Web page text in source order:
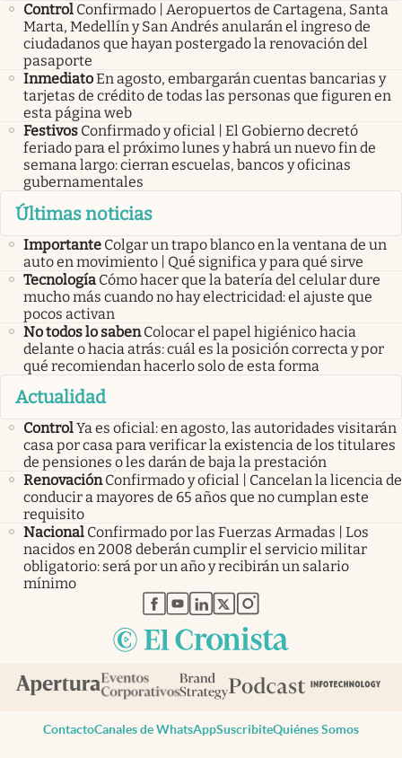
Control Confirmado | Aeropuertos de Cartagena, Santa
Marta, Medellín y San Andrés anularán el ingreso de
ciudadanos que hayan postergado la renovación del
pasaporte
InmediatoEn agosto, embargarán cuentas bancarias y
tarjetas de crédito de todas las personas que figuren en
esta página web
Festivos Confirmado y oficial | El Gobierno decretó
feriado para el próximo lunes y habrá un nuevo fin de
semana largo: cierran escuelas, bancos y oficinas
gubernamentales
Últimas noticias
Importante Colgar un trapo blanco en la ventana de un
auto en movimiento | Qué significa y para qué sirve
Tecnología Cómo hacer que la batería del celular dure
mucho más cuando no hay electricidad: el ajuste que
pocos activan
No todos lo saben Colocar el papel higiénico hacia
delante o hacia atrás: cuál es la posición correcta y por
qué recomiendan hacerlo solo de esta forma
Actualidad
ControlYa es oficial: en agosto, las autoridades visitarán
casa por casa para verificar la existencia de los titulares
de pensiones o les darán de baja la prestación
Renovación Confirmado y oficial | Cancelan la licencia de
conducir a mayores de 65 años que no cumplan este
requisito
Nacional Confirmado por las Fuerzas Armadas | Los
nacidos en 2008 deberán cumplir el servicio militar
obligatorio: será por un año y recibirán un salario
mínimo
abre en nueva pestaña
abre en nueva pestaña
abre en nueva pestaña
abre en nueva pestaña
abre en nueva pestaña
ContactoCanales de WhatsAppSuscribiteQuiénes Somos